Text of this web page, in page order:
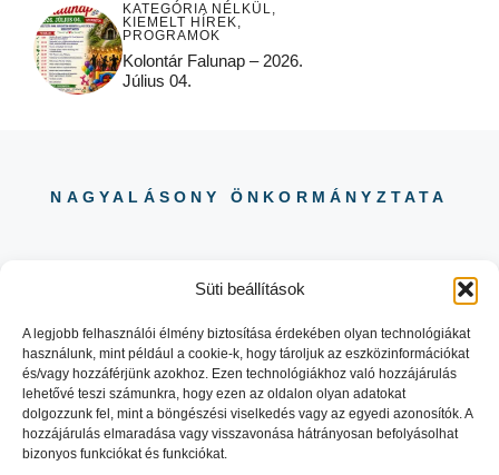
Süti beállítások
A legjobb felhasználói élmény biztosítása érdekében olyan technológiákat
használunk, mint például a cookie-k, hogy tároljuk az eszközinformációkat
és/vagy hozzáférjünk azokhoz. Ezen technológiákhoz való hozzájárulás
lehetővé teszi számunkra, hogy ezen az oldalon olyan adatokat
dolgozzunk fel, mint a böngészési viselkedés vagy az egyedi azonosítók. A
hozzájárulás elmaradása vagy visszavonása hátrányosan befolyásolhat
bizonyos funkciókat és funkciókat.
KATEGÓRIA NÉLKÜL,
KIEMELT HÍREK,
PROGRAMOK
Kolontár Falunap – 2026.
Július 04.
NAGYALÁSONY ÖNKORMÁNYZTATA
06 88 504 730
8484 NAGYALÁSONY KOSSUTH
LAJOS UTCA 29.